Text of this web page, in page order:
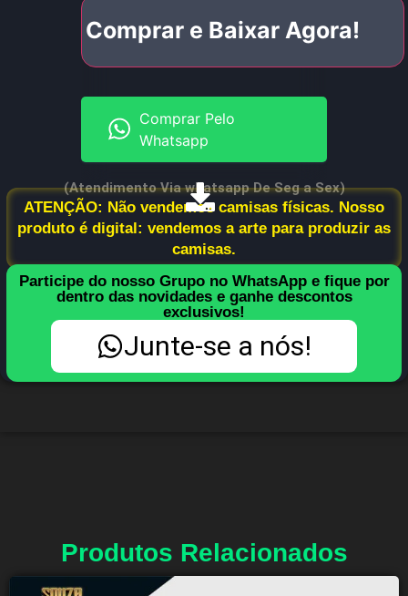
Comprar e Baixar Agora!
Comprar Pelo
Whatsapp
(Atendimento Via whatsapp De Seg a Sex)
ATENÇÃO: Não vendemos camisas físicas. Nosso
produto é digital: vendemos a arte para produzir as
camisas.
Participe do nosso Grupo no WhatsApp e fique por
dentro das novidades e ganhe descontos
exclusivos!
Junte-se a nós!
Produtos Relacionados